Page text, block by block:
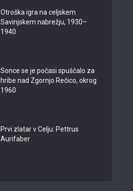
Otroška igra na celjskem
Savinjskem nabrežju, 1930–
1940
Sonce se je počasi spuščalo za
hribe nad Zgornjo Rečico, okrog
1960
Prvi zlatar v Celju: Pettrus
Aurifaber